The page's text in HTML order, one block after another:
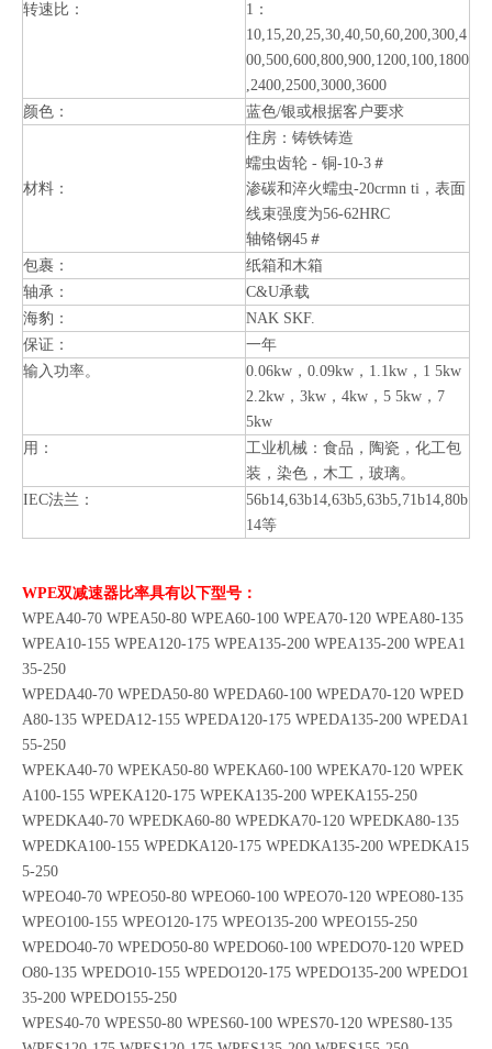
转速比：
1：
10,15,20,25,30,40,50,60,200,300,4
00,500,600,800,900,1200,100,1800
,2400,2500,3000,3600
颜色：
蓝色/银或根据客户要求
材料：
住房：铸铁铸造
蠕虫齿轮 - 铜-10-3＃
渗碳和淬火蠕虫-20crmn ti，表面
线束强度为56-62HRC
轴铬钢45＃
包裹：
纸箱和木箱
轴承：
C&U承载
海豹：
NAK SKF.
保证：
一年
输入功率。
0.06kw，0.09kw，1.1kw，1 5kw
2.2kw，3kw，4kw，5 5kw，7
5kw
用：
工业机械：食品，陶瓷，化工包
装，染色，木工，玻璃。
IEC法兰：
56b14,63b14,63b5,63b5,71b14,80b
14等
WPE双减速器比率具有以下型号：
WPEA40-70 WPEA50-80 WPEA60-100 WPEA70-120 WPEA80-135
WPEA10-155 WPEA120-175 WPEA135-200 WPEA135-200 WPEA1
35-250
WPEDA40-70 WPEDA50-80 WPEDA60-100 WPEDA70-120 WPED
A80-135 WPEDA12-155 WPEDA120-175 WPEDA135-200 WPEDA1
55-250
WPEKA40-70 WPEKA50-80 WPEKA60-100 WPEKA70-120 WPEK
A100-155 WPEKA120-175 WPEKA135-200 WPEKA155-250
WPEDKA40-70 WPEDKA60-80 WPEDKA70-120 WPEDKA80-135
WPEDKA100-155 WPEDKA120-175 WPEDKA135-200 WPEDKA15
5-250
WPEO40-70 WPEO50-80 WPEO60-100 WPEO70-120 WPEO80-135
WPEO100-155 WPEO120-175 WPEO135-200 WPEO155-250
WPEDO40-70 WPEDO50-80 WPEDO60-100 WPEDO70-120 WPED
O80-135 WPEDO10-155 WPEDO120-175 WPEDO135-200 WPEDO1
35-200 WPEDO155-250
WPES40-70 WPES50-80 WPES60-100 WPES70-120 WPES80-135